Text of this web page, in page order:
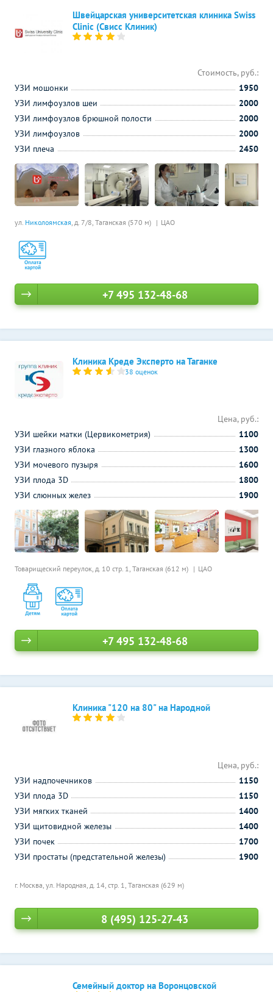
Швейцарская университетская клиника Swiss
Clinic (Свисс Клиник)
ул. Николоямская, д. 7/8, Таганская (570 м) ЦАО
Стоимость, руб.:
УЗИ мошонки
1950
УЗИ лимфоузлов шеи
2000
УЗИ лимфоузлов брюшной полости
2000
УЗИ лимфоузлов
2000
УЗИ плеча
2450
+7 495 132-48-68
Клиника Креде Эксперто на Таганке
38 оценок
Товарищеский переулок, д. 10 стр. 1, Таганская (612 м) ЦАО
Цена, руб.:
УЗИ шейки матки (Цервикометрия)
1100
УЗИ глазного яблока
1300
УЗИ мочевого пузыря
1600
УЗИ плода 3D
1800
УЗИ слюнных желез
1900
+7 495 132-48-68
Клиника "120 на 80" на Народной
г. Москва, ул. Народная, д. 14, стр. 1, Таганская (629 м)
Цена, руб.:
УЗИ надпочечников
1150
УЗИ плода 3D
1150
УЗИ мягких тканей
1400
УЗИ щитовидной железы
1400
УЗИ почек
1700
УЗИ простаты (предстательной железы)
1900
8 (495) 125-27-43
Семейный доктор на Воронцовской